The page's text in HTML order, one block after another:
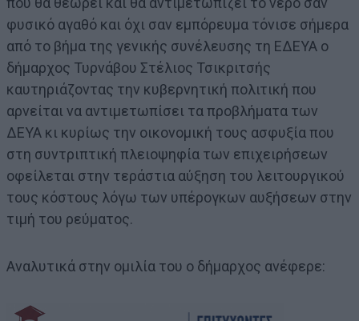
φυσικό αγαθό και όχι σαν εμπόρευμα τόνισε σήμερα
από το βήμα της γενικής συνέλευσης τη ΕΔΕΥΑ ο
δήμαρχος Τυρνάβου Στέλιος Τσικριτσής
καυτηριάζοντας την κυβερνητική πολιτική που
αρνείται να αντιμετωπίσει τα προβλήματα των
ΔΕΥΑ κι κυρίως την οικονομική τους ασφυξία που
στη συντριπτική πλειοψηφία των επιχειρήσεων
οφείλεται στην τεράστια αύξηση του λειτουργικού
τους κόστους λόγω των υπέρογκων αυξήσεων στην
τιμή του ρεύματος.
Αναλυτικά στην ομιλία του ο δήμαρχος ανέφερε: